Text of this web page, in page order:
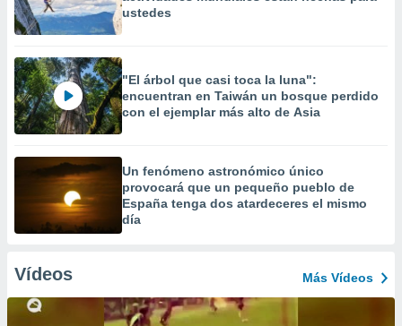
ustedes
"El árbol que casi toca la luna":
encuentran en Taiwán un bosque perdido
con el ejemplar más alto de Asia
Un fenómeno astronómico único
provocará que un pequeño pueblo de
España tenga dos atardeceres el mismo
día
Vídeos Más Vídeos